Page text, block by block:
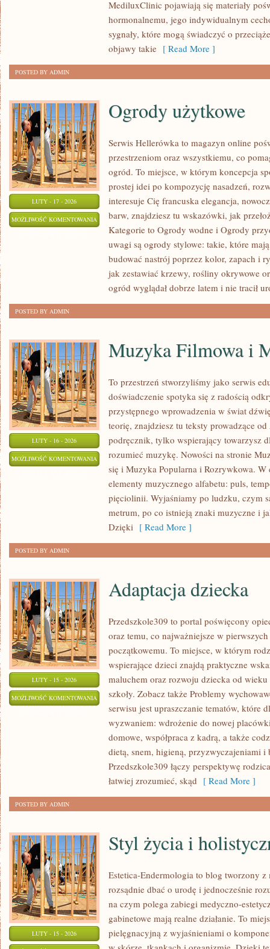
MediluxClinic pojawiają się materiały
hormonalnemu, jego indywidualnym
sygnały, które mogą świadczyć o
objawy takie [ Read More ]
POSTED BY ADMIN
LUTY - 17 - 2026
MOŻLIWOŚĆ KOMENTOWANIA OGRODY
UŻYTKOWE
Ogrody użytkowe
Serwis Hellerówka to magazyn online
przestrzeniom oraz wszystkiemu, co
ogród. To miejsce, w którym koncepcja
prostej idei po kompozycję nasadzeń,
interesuje Cię francuska elegancja,
barw, znajdziesz tu wskazówki, jak
Kategorie to Ogrody wodne i Ogrody
uwagi są ogrody stylowe: takie, które
budować nastrój poprzez kolor, zapach i
jak zestawiać krzewy, rośliny okrywowe
ogród wyglądał dobrze latem i nie tracił
POSTED BY ADMIN
LUTY - 16 - 2026
MOŻLIWOŚĆ KOMENTOWANIA MUZYKA
FILMOWA
MUSICALE
Muzyka Filmowa i
To przestrzeń stworzyliśmy jako serwis
doświadczenie spotyka się z radością
przystępnego wprowadzenia w świat
teorię, znajdziesz tu teksty prowadzące
podręcznik, tylko wspierający towarzysz
rozumieć muzykę. Nowości na stronie
się i Muzyka Popularna i Rozrywkowa. W
elementy muzycznego alfabetu: puls,
pięciolinii. Wyjaśniamy po ludzku, czym
metrum, po co istnieją znaki muzyczne i
Dzięki [ Read More ]
POSTED BY ADMIN
LUTY - 15 - 2026
MOŻLIWOŚĆ KOMENTOWANIA ADAPTACJA
DZIECKA
Adaptacja dziecka
Przedszkole309 to portal poświęcony
oraz temu, co najważniejsze w
początkowemu. To miejsce, w którym
wspierające dzieci znajdą praktyczne
maluchem oraz rozwoju dziecka od wieku
szkoły. Zobacz także Problemy
serwisu jest upraszczanie tematów, które
wyzwaniem: wdrożenie do nowej
domowe, współpraca z kadrą, a także
dietą, snem, higieną, przyzwyczajeniami i
Przedszkole309 łączy perspektywę
łatwiej zrozumieć, skąd [ Read More ]
POSTED BY ADMIN
LUTY - 15 - 2026
Styl życia i
Estetica-Endermologia to blog tworzony
rozsądnie dbać o urodę i jednocześnie
na czym polega zabiegi medyczno-
gabinetowe mają realne działanie. To
pielęgnacyjną z wyjaśnieniami o